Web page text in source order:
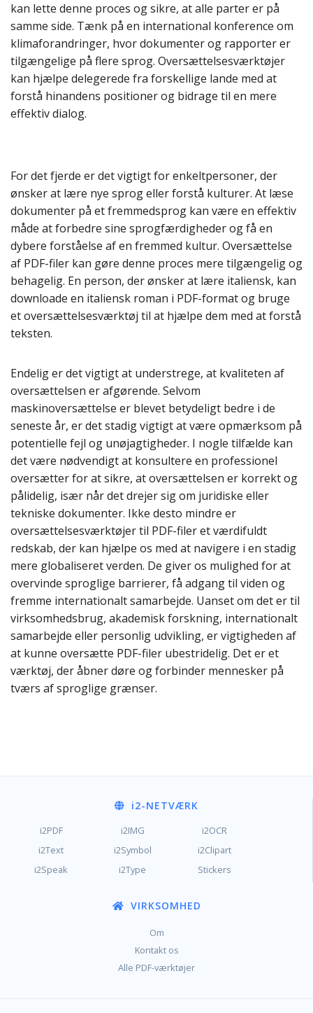
kan lette denne proces og sikre, at alle parter er på
samme side. Tænk på en international konference om
klimaforandringer, hvor dokumenter og rapporter er
tilgængelige på flere sprog. Oversættelsesværktøjer
kan hjælpe delegerede fra forskellige lande med at
forstå hinandens positioner og bidrage til en mere
effektiv dialog.
For det fjerde er det vigtigt for enkeltpersoner, der
ønsker at lære nye sprog eller forstå kulturer. At læse
dokumenter på et fremmedsprog kan være en effektiv
måde at forbedre sine sprogfærdigheder og få en
dybere forståelse af en fremmed kultur. Oversættelse
af PDF-filer kan gøre denne proces mere tilgængelig og
behagelig. En person, der ønsker at lære italiensk, kan
downloade en italiensk roman i PDF-format og bruge
et oversættelsesværktøj til at hjælpe dem med at forstå
teksten.
Endelig er det vigtigt at understrege, at kvaliteten af
oversættelsen er afgørende. Selvom
maskinoversættelse er blevet betydeligt bedre i de
seneste år, er det stadig vigtigt at være opmærksom på
potentielle fejl og unøjagtigheder. I nogle tilfælde kan
det være nødvendigt at konsultere en professionel
oversætter for at sikre, at oversættelsen er korrekt og
pålidelig, især når det drejer sig om juridiske eller
tekniske dokumenter. Ikke desto mindre er
oversættelsesværktøjer til PDF-filer et værdifuldt
redskab, der kan hjælpe os med at navigere i en stadig
mere globaliseret verden. De giver os mulighed for at
overvinde sproglige barrierer, få adgang til viden og
fremme internationalt samarbejde. Uanset om det er til
virksomhedsbrug, akademisk forskning, internationalt
samarbejde eller personlig udvikling, er vigtigheden af
at kunne oversætte PDF-filer ubestridelig. Det er et
værktøj, der åbner døre og forbinder mennesker på
tværs af sproglige grænser.
i2-NETVÆRK
i2PDF i2IMG
i2OCR
i2Text
i2Symbol
i2Clipart
i2Speak
i2Type Stickers
VIRKSOMHED
Om
Kontakt os
Alle PDF-værktøjer